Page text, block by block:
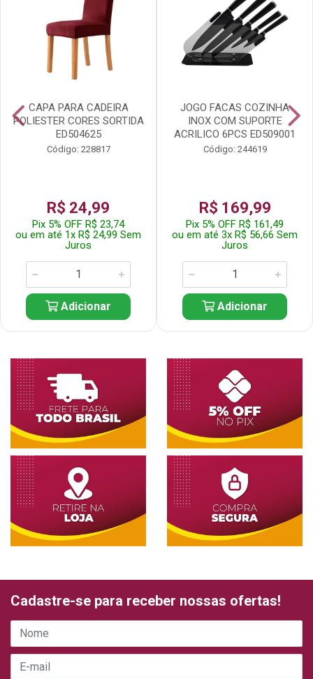
CAPA PARA CADEIRA
POLIESTER CORES SORTIDA
ED504625
Código: 228817
R$ 24,99
Pix 5% OFF R$ 23,74
ou em até 1x R$ 24,99 Sem
Juros
Adicionar
JOGO FACAS COZINHA
INOX COM SUPORTE
ACRILICO 6PCS ED509001
Código: 244619
R$ 169,99
Pix 5% OFF R$ 161,49
ou em até 3x R$ 56,66 Sem
Juros
Adicionar
Cadastre-se para receber nossas ofertas!